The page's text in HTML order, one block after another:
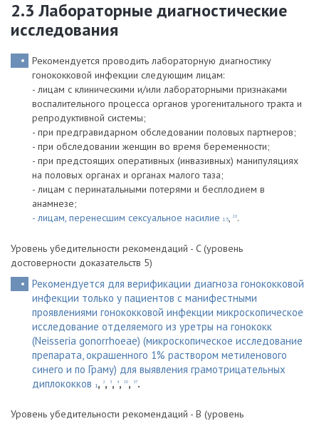
2.3 Лабораторные диагностические
исследования
Рекомендуется проводить лабораторную диагностику
гонококковой инфекции следующим лицам:
- лицам с клиническими и/или лабораторными признаками
воспалительного процесса органов урогенитального тракта и
репродуктивной системы;
- при предгравидарном обследовании половых партнеров;
- при обследовании женщин во время беременности;
- при предстоящих оперативных (инвазивных) манипуляциях
на половых органах и органах малого таза;
- лицам с перинатальными потерями и бесплодием в
анамнезе;
- лицам, перенесшим сексуальное насилие 15, 20.
Уровень убедительности рекомендаций - C (уровень
достоверности доказательств 5)
Рекомендуется для верификации диагноза гонококковой
инфекции только у пациентов с манифестными
проявлениями гонококковой инфекции микроскопическое
исследование отделяемого из уретры на гонококк
(Neisseria gonorrhoeae) (микроскопическое исследование
препарата, окрашенного 1% раствором метиленового
синего и по Граму) для выявления грамотрицательных
диплококков 1, 2, 3, 4, 10, 37.
Уровень убедительности рекомендаций - B (уровень